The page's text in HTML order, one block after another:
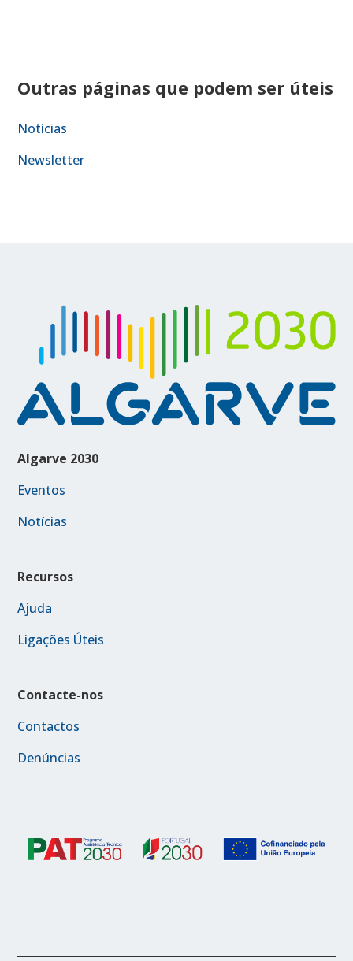
Outras páginas que podem ser úteis
Notícias
Newsletter
Algarve 2030
Eventos
Notícias
Recursos
Ajuda
Ligações Úteis
Contacte-nos
Contactos
Denúncias